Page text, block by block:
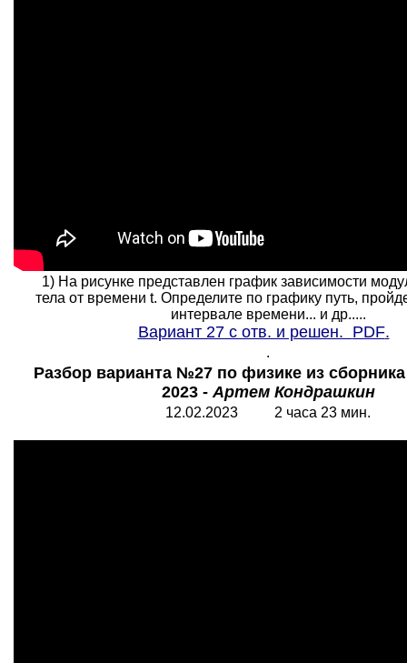
1) На рисунке представлен график зависимости
тела от времени t. Определите по графику путь,
интервале времени... и др.....
Вариант 27 с отв. и решен. PDF.
.
Разбор варианта №27 по физике из
2023 -Артем Кондрашкин
12.02.2023 2 часа 23 мин.